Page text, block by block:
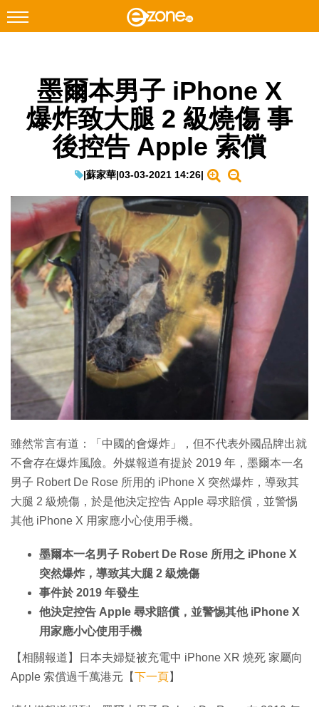
Facebook Instagram
科技焦點
教學評測
EduTech
IT Times
生成式AI與雲端應用
Enterprise Digital Transformation
特集
墨爾本男子 iPhone X
爆炸致大腿 2 級燒傷 事
後控告 Apple 索償
|蘇家華|03-03-2021 14:26|
雖然常言有道：「中國的會爆炸」，但不代表外國品牌出就
不會存在爆炸風險。外媒報道有提於 2019 年，墨爾本一名
男子 Robert De Rose 所用的 iPhone X 突然爆炸，導致其
大腿 2 級燒傷，於是他決定控告 Apple 尋求賠償，並警惕
其他 iPhone X 用家應小心使用手機。
墨爾本一名男子 Robert De Rose 所用之 iPhone X
突然爆炸，導致其大腿 2 級燒傷
事件於 2019 年發生
他決定控告 Apple 尋求賠償，並警惕其他 iPhone X
用家應小心使用手機
【相關報道】日本夫婦疑被充電中 iPhone XR 燒死 家屬向
Apple 索償過千萬港元【下一頁】